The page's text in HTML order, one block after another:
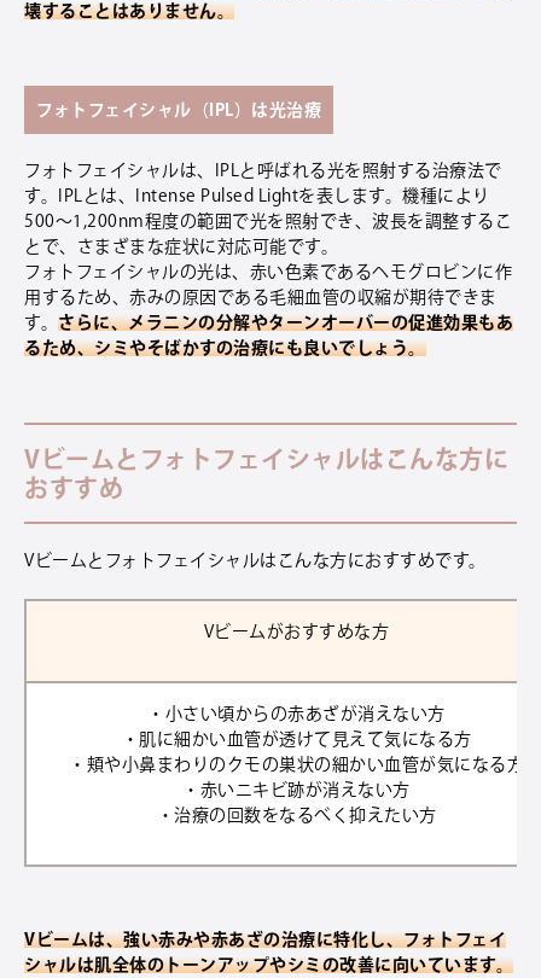
壊することはありません。
フォトフェイシャル（IPL）は光治療
フォトフェイシャルは、IPLと呼ばれる光を照射する治療法で
す。IPLとは、Intense Pulsed Lightを表します。機種により
500〜1,200nm程度の範囲で光を照射でき、波長を調整するこ
とで、さまざまな症状に対応可能です。
フォトフェイシャルの光は、赤い色素であるヘモグロビンに作
用するため、赤みの原因である毛細血管の収縮が期待できま
す。 さらに、メラニンの分解やターンオーバーの促進効果もあ
るため、シミやそばかすの治療にも良いでしょう。
Vビームとフォトフェイシャルはこんな方に
おすすめ
Vビームとフォトフェイシャルはこんな方におすすめです。
Vビームがおすすめな方
・小さい頃からの赤あざが消えない方
・肌に細かい血管が透けて見えて気になる方
・頬や小鼻まわりのクモの巣状の細かい血管が気になる方
・赤いニキビ跡が消えない方
・治療の回数をなるべく抑えたい方
Vビームは、強い赤みや赤あざの治療に特化し、フォトフェイ
シャルは肌全体のトーンアップやシミの改善に向いています。